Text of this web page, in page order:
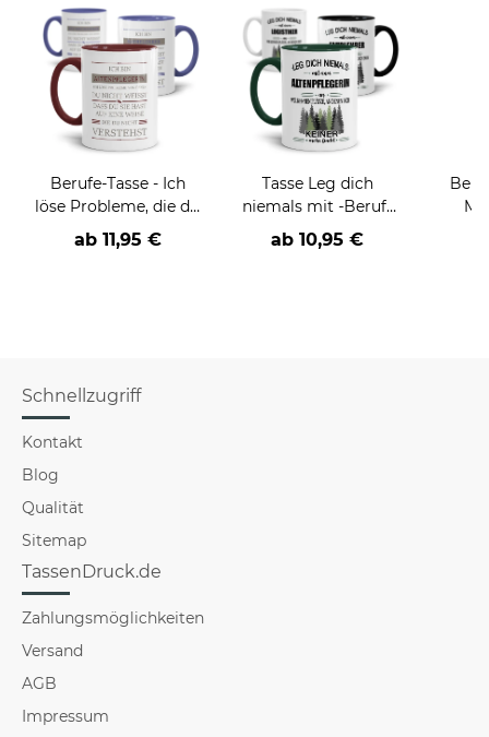
Berufe-Tasse - Ich
löse Probleme, die du
nicht verstehst -
verschiedene Berufe
ab 11,95 €
Tasse Leg dich
niemals mit -Beruf-
an
ab 10,95 €
Schnellzugriff
Kontakt
Blog
Qualität
Sitemap
TassenDruck.de
Zahlungsmöglichkeiten
Versand
AGB
Impressum